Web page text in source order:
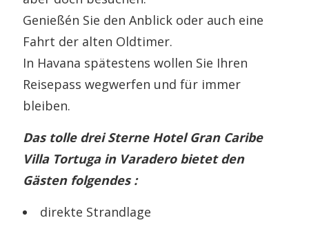
Genießén Sie den Anblick oder auch eine
Fahrt der alten Oldtimer.
In Havana spätestens wollen Sie Ihren
Reisepass wegwerfen und für immer
bleiben.
Das tolle drei Sterne Hotel Gran Caribe
Villa Tortuga in Varadero bietet den
Gästen folgendes :
direkte Strandlage